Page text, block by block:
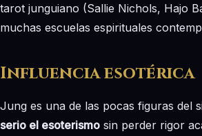
tarot junguiano (Sallie Nichols, Hajo
muchas escuelas espirituales
Influencia esotérica
Jung es una de las pocas figuras del
serio el esoterismo sin perder rigor